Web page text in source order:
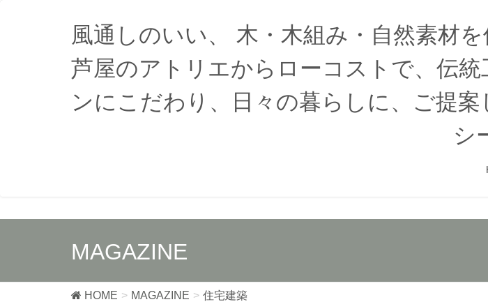
風通しのいい、 木・木組み・自然素材
芦屋のアトリエからローコストで、伝
ンにこだわり、日々の暮らしに、ご提案
シ
MAGAZINE
HOME MAGAZINE 住宅建築